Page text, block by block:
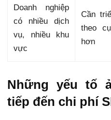
Doanh nghiệp
có nhiều dịch
vụ, nhiều khu
vực
Cần
theo
hơn
Những yếu tố
tiếp đến chi phí